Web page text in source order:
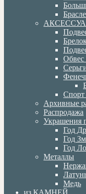
Обвес
Архивные
Распродажа
Украшения
Год
Год
Год
Металлы
Медь
из КАМНЕЙ